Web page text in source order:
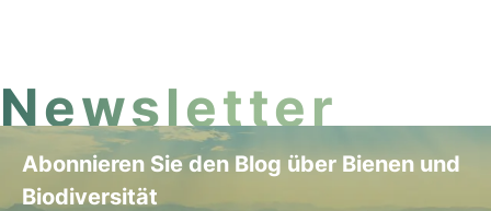
Newsletter
Abonnieren Sie den Blog über Bienen und
Biodiversität